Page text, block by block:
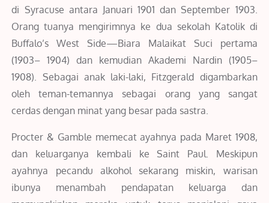
di Syracuse antara Januari 1901 dan September 1903.
Orang tuanya mengirimnya ke dua sekolah Katolik di
Buffalo’s West Side—Biara Malaikat Suci pertama
(1903– 1904) dan kemudian Akademi Nardin (1905–
1908). Sebagai anak laki-laki, Fitzgerald digambarkan
oleh teman-temannya sebagai orang yang sangat
cerdas dengan minat yang besar pada sastra.
Procter & Gamble memecat ayahnya pada Maret 1908,
dan keluarganya kembali ke Saint Paul. Meskipun
ayahnya pecandu alkohol sekarang miskin, warisan
ibunya menambah pendapatan keluarga dan